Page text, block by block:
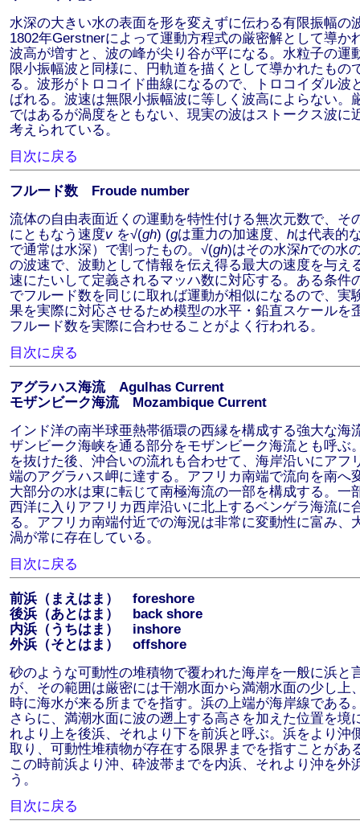
水深の大きい水の表面を形を変えずに伝わる有限振幅の
1802年Gerstnerによって運動方程式の厳密解として導か
波高が増すと、波の峰が尖り谷が平になる。水粒子の運
限小振幅波と同様に、円軌道を描くとして導かれたもの
る。波形がトロコイド曲線になるので、トロコイダル波
ばれる。波速は無限小振幅波に等しく波高によらない。
ではあるが渦度をともない、現実の波はストークス波に
考えられている。
目次に戻る
フルード数 Froude number
流体の自由表面近くの運動を特性付ける無次元数で、そ
にともなう速度v を√(gh) (gは重力の加速度、 hは代表的
で通常は水深）で割ったもの。√(gh)はその水深hでの水
の波速で、波動として情報を伝え得る最大の速度を与え
速にたいして定義されるマッハ数に対応する。ある条件
でフルード数を同じに取れば運動が相似になるので、実
果を実際に対応させるため模型の水平・鉛直スケールを
フルード数を実際に合わせることがよく行われる。
目次に戻る
アグラハス海流 Agulhas Current
モザンビーク海流 Mozambique Current
インド洋の南半球亜熱帯循環の西縁を構成する強大な海
ザンビーク海峡を通る部分をモザンビーク海流とも呼ぶ
を抜けた後、沖合いの流れも合わせて、海岸沿いにアフ
端のアグラハス岬に達する。アフリカ南端で流向を南へ
大部分の水は東に転じて南極海流の一部を構成する。一
西洋に入りアフリカ西岸沿いに北上するベンゲラ海流に
る。アフリカ南端付近での海況は非常に変動性に富み、
渦が常に存在している。
目次に戻る
前浜（まえはま） foreshore
後浜（あとはま） back shore
内浜（うちはま） inshore
外浜（そとはま） offshore
砂のような可動性の堆積物で覆われた海岸を一般に浜と
が、その範囲は厳密には干潮水面から満潮水面の少し上
時に海水が来る所までを指す。浜の上端が海岸線である
さらに、満潮水面に波の遡上する高さを加えた位置を境
れより上を後浜、それより下を前浜と呼ぶ。浜をより沖
取り、可動性堆積物が存在する限界までを指すことがあ
この時前浜より沖、砕波帯までを内浜、それより沖を外
う。
目次に戻る